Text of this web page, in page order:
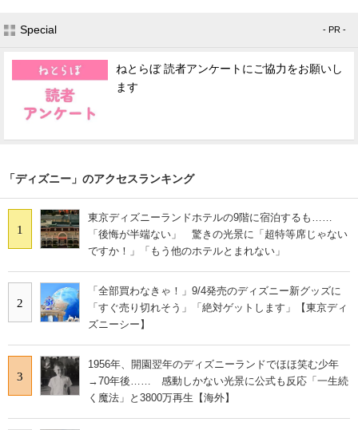
Special - PR -
ねとらぼ 読者アンケートにご協力をお願いし
ます
「ディズニー」のアクセスランキング
1
東京ディズニーランドホテルの9階に宿泊するも……
「後悔が半端ない」 驚きの光景に「超特等席じゃない
ですか！」「もう他のホテルとまれない」
2
「全部買わなきゃ！」9/4発売のディズニー新グッズに
「すぐ売り切れそう」「絶対ゲットします」【東京ディ
ズニーシー】
3
1956年、開園翌年のディズニーランドでほほ笑む少年
→70年後…… 感動しかない光景に公式も反応「一生続
く魔法」と3800万再生【海外】